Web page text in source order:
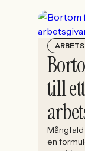
till
en